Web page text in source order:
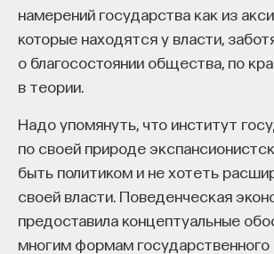
намерений государства как из
которые находятся у власти,
о благосостоянии общества, по
в теории.
Надо упомянуть, что институт
по своей природе
быть политиком и не хотеть
своей власти. Поведенческая
предоставила концептуальные
многим формам государственного